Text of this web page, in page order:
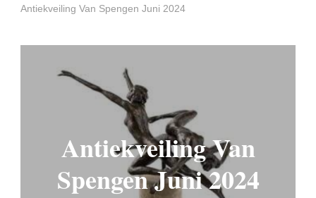
Antiekveiling Van Spengen Juni 2024
Antiekveiling Van
Spengen Juni 2024